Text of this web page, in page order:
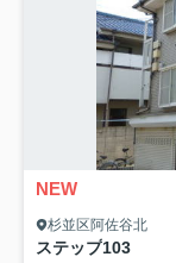
NEW
杉並区阿佐谷北
ステップ103